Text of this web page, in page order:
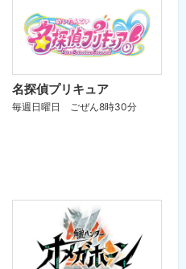
名探偵プリキュア
毎週日曜日 ごぜん8時30分